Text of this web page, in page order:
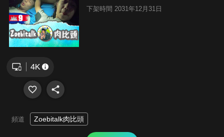
下架時間 2031年12月31日
頻道 Zoebitalk肉比頭